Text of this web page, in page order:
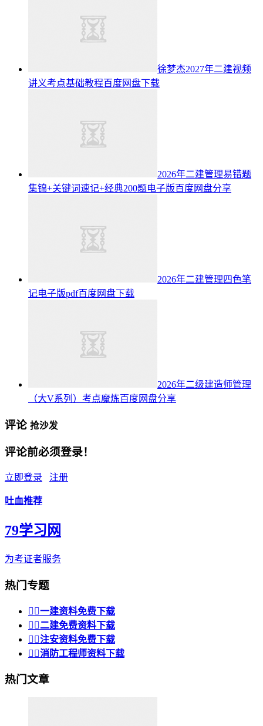
徐梦杰2027年二建视频
讲义考点基础教程百度网盘下载
2026年二建管理易错题
集锦+关键词速记+经典200题电子版百度网盘分享
2026年二建管理四色笔
记电子版pdf百度网盘下载
2026年二级建造师管理
（大V系列）考点魔炼百度网盘分享
评论 抢沙发
评论前必须登录！
立即登录 注册
吐血推荐
79学习网
为考证者服务
热门专题
 一建资料免费下载
 二建免费资料下载
 注安资料免费下载
 消防工程师资料下载
热门文章